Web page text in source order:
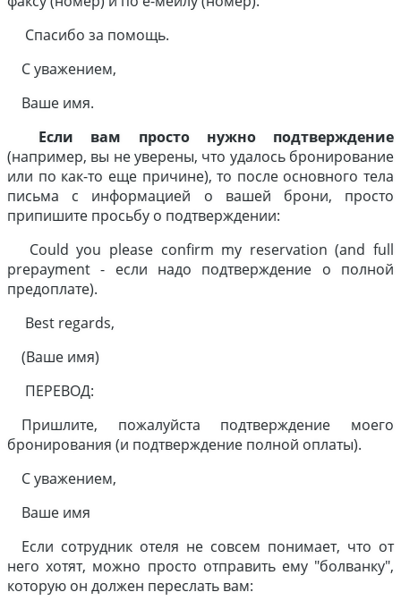
Спасибо за помощь.
С уважением,
Ваше имя.
Если вам просто нужно подтверждение
(например, вы не уверены, что удалось бронирование
или по как-то еще причине), то после основного тела
письма с информацией о вашей брони, просто
припишите просьбу о подтверждении:
Could you please confirm my reservation (and full
prepayment - если надо подтверждение о полной
предоплате).
Best regards,
(Ваше имя)
ПЕРЕВОД:
Пришлите, пожалуйста подтверждение моего
бронирования (и подтверждение полной оплаты).
С уважением,
Ваше имя
Если сотрудник отеля не совсем понимает, что от
него хотят, можно просто отправить ему "болванку",
которую он должен переслать вам: